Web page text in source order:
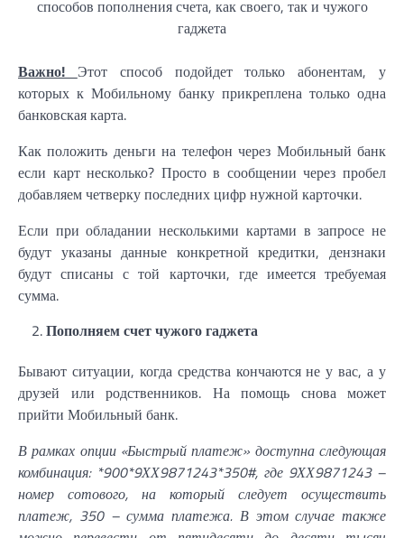
Важно!
Этот способ подойдет только абонентам, у
которых к Мобильному банку прикреплена только одна
банковская карта.
Как положить деньги на телефон через Мобильный банк
если карт несколько? Просто в сообщении через пробел
добавляем четверку последних цифр нужной карточки.
Если при обладании несколькими картами в запросе не
будут указаны данные конкретной кредитки, дензнаки
будут списаны с той карточки, где имеется требуемая
сумма.
Пополняем счет чужого гаджета
Бывают ситуации, когда средства кончаются не у вас, а у
друзей или родственников. На помощь снова может
прийти Мобильный банк.
В рамках опции «Быстрый платеж» доступна следующая
комбинация: *900*9ХХ9871243*350#, где 9ХХ9871243 –
номер сотового, на который следует осуществить
платеж, 350 – сумма платежа. В этом случае также